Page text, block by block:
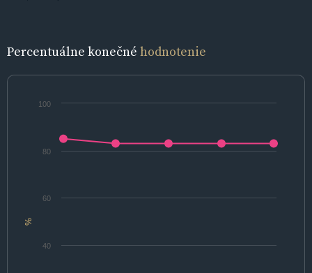
Percentuálne konečné hodnotenie
%
40
60
80
100